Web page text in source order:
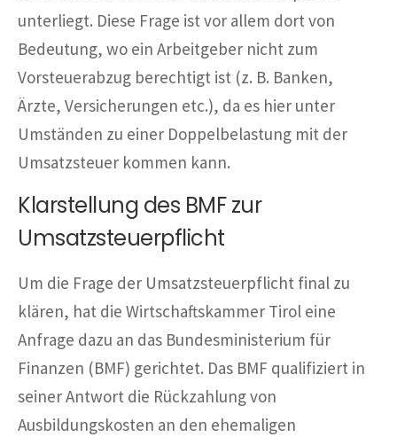
unterliegt. Diese Frage ist vor allem dort von
Bedeutung, wo ein Arbeitgeber nicht zum
Vorsteuerabzug berechtigt ist (z. B. Banken,
Ärzte, Versicherungen etc.), da es hier unter
Umständen zu einer Doppelbelastung mit der
Umsatzsteuer kommen kann.
Klarstellung des BMF zur
Umsatzsteuerpflicht
Um die Frage der Umsatzsteuerpflicht final zu
klären, hat die Wirtschaftskammer Tirol eine
Anfrage dazu an das Bundesministerium für
Finanzen (BMF) gerichtet. Das BMF qualifiziert in
seiner Antwort die Rückzahlung von
Ausbildungskosten an den ehemaligen